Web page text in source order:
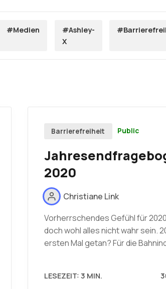
#Medien
#Ashley-
X
Barrierefreiheit Public
2020
Christiane Link
Vorherrschendes Gefühl für
doch wohl alles nicht wahr sein.
ersten Mal getan? Für die
LESEZEIT: 3 MIN.